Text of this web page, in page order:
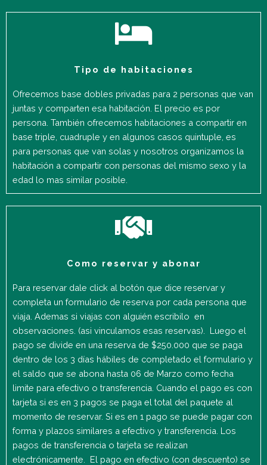
Tipo de habitaciones
Ofrecemos base dobles privadas para 2 personas que van
juntas y comparten esa habitación. El precio es por
persona. También ofrecemos habitaciones a compartir en
base triple, cuadruple y en algunos casos quintuple, es
para personas que van solas y nosotros organizamos la
habitación a compartir con personas del mismo sexo y la
edad lo mas similar posible.
Como reservar y abonar
Para reservar dale click al botón que dice reservar y
completa un formulario de reserva por cada persona que
viaja. Ademas si viajas con alguién escribilo en
observaciones. (asi vinculamos esas reservas). Luego el
pago se divide en una reserva de $250.000 que se paga
dentro de los 3 días hábiles de completado el formulario y
el saldo que se abona hasta 06 de Marzo como fecha
limite para efectivo o transferencia. Cuando el pago es con
tarjeta si es en 3 pagos se paga el total del paquete al
momento de reservar. Si es en 1 pago se puede pagar con
forma y plazos similares a efectivo y transferencia. Los
pagos de transferencia o tarjeta se realizan
electrónicamente. El pago en efectivo (con descuento) se